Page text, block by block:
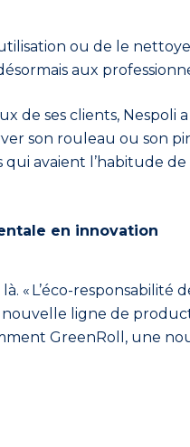
ou de le
aux
ses clients, Nespoli
son rouleau ou son
qui avaient l’habitude de
en innovation
là. « L’éco-
ligne de
GreenRoll, une